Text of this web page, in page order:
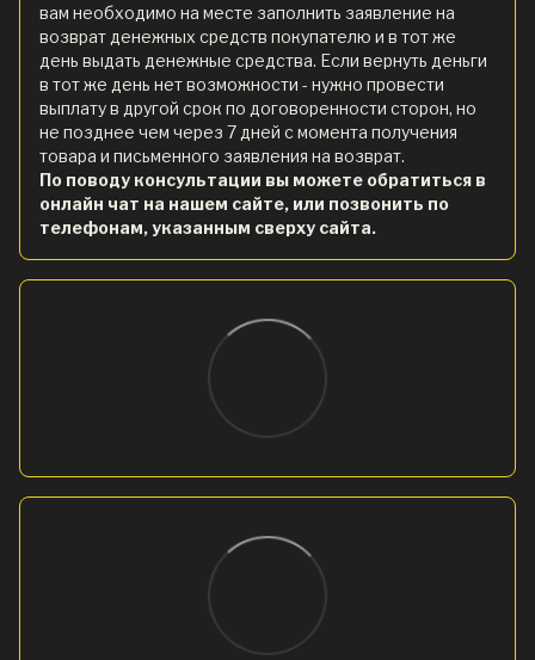
вам необходимо на месте заполнить заявление на
возврат денежных средств покупателю и в тот же
день выдать денежные средства. Если вернуть деньги
в тот же день нет возможности - нужно провести
выплату в другой срок по договоренности сторон, но
не позднее чем через 7 дней с момента получения
товара и письменного заявления на возврат.
По поводу консультации вы можете обратиться в
онлайн чат на нашем сайте, или позвонить по
телефонам, указанным сверху сайта.